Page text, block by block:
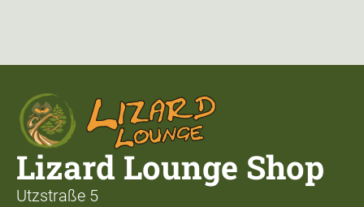
Lizard Lounge Shop
Utzstraße 5